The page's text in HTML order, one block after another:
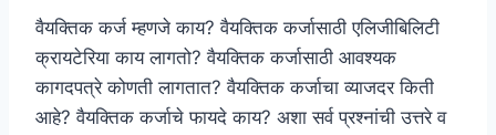
वैयक्तिक कर्ज म्हणजे काय? वैयक्तिक कर्जासाठी एलिजीबिलिटी
क्रायटेरिया काय लागतो? वैयक्तिक कर्जासाठी आवश्यक
कागदपत्रे कोणती लागतात? वैयक्तिक कर्जाचा व्याजदर किती
आहे? वैयक्तिक कर्जाचे फायदे काय? अशा सर्व प्रश्नांची उत्तरे व